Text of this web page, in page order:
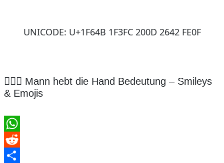
UNICODE: U+1F64B 1F3FC 200D 2642 FE0F
🙋🏼‍♂️ Mann hebt die Hand Bedeutung – Smileys
& Emojis
WhatsApp
Reddit